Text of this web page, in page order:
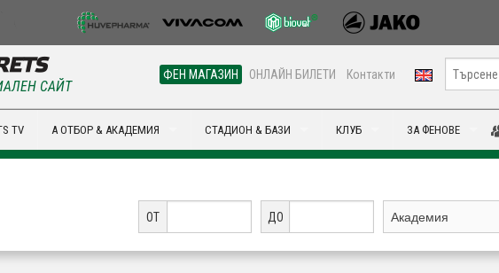
ФЕН МАГАЗИН ОНЛАЙН БИЛЕТИ Контакти
САЙТ
TV А ОТБОР & АКАДЕМИЯ СТАДИОН & БАЗИ КЛУБ ЗА ФЕНОВЕ
ОТ ДО